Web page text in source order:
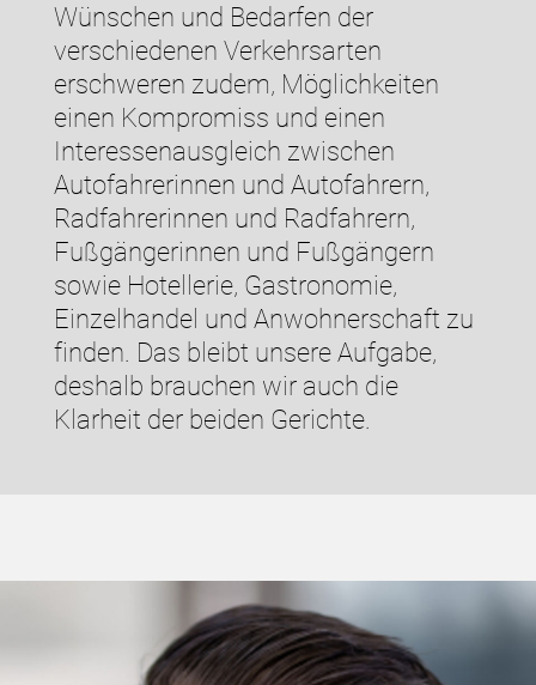
Wünschen und Bedarfen der
verschiedenen Verkehrsarten
erschweren zudem, Möglichkeiten
einen Kompromiss und einen
Interessenausgleich zwischen
Autofahrerinnen und Autofahrern,
Radfahrerinnen und Radfahrern,
Fußgängerinnen und Fußgängern
sowie Hotellerie, Gastronomie,
Einzelhandel und Anwohnerschaft zu
finden. Das bleibt unsere Aufgabe,
deshalb brauchen wir auch die
Klarheit der beiden Gerichte.